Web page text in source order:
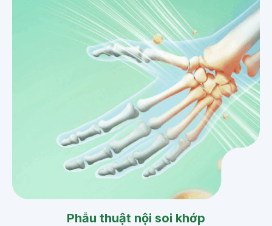
Phẫu thuật nội soi khớp